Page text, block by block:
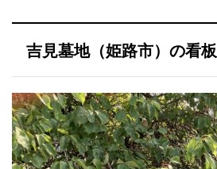
吉見墓地（姫路市）の看板